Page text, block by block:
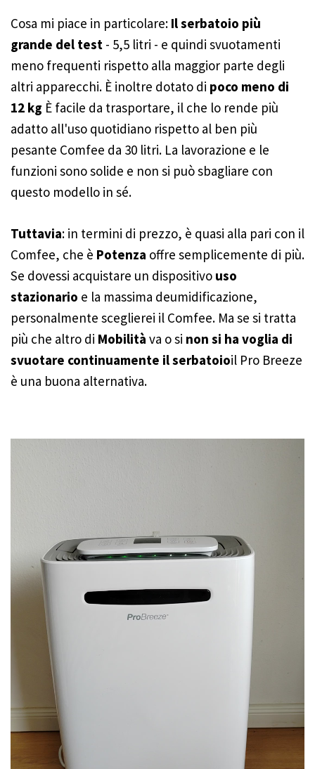
Cosa mi piace in particolare: Il serbatoio più
grande del test - 5,5 litri - e quindi svuotamenti
meno frequenti rispetto alla maggior parte degli
altri apparecchi. È inoltre dotato di poco meno di
12 kg È facile da trasportare, il che lo rende più
adatto all'uso quotidiano rispetto al ben più
pesante Comfee da 30 litri. La lavorazione e le
funzioni sono solide e non si può sbagliare con
questo modello in sé.
Tuttavia: in termini di prezzo, è quasi alla pari con il
Comfee, che è Potenza offre semplicemente di più.
Se dovessi acquistare un dispositivo uso
stazionario e la massima deumidificazione,
personalmente sceglierei il Comfee. Ma se si tratta
più che altro di Mobilità va o si non si ha voglia di
svuotare continuamente il serbatoioil Pro Breeze
è una buona alternativa.